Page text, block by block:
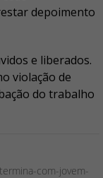
depoimento
e liberados.
violação de
do trabalho
com-jovem-